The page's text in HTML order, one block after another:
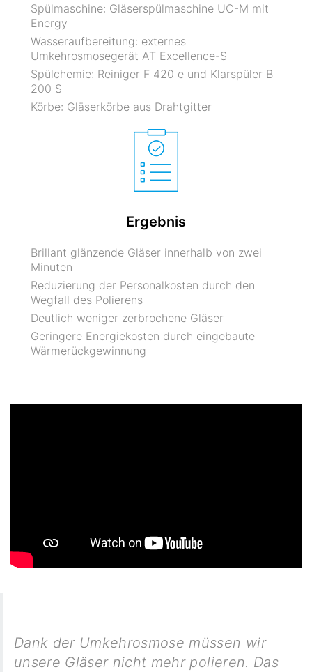
Spülmaschine: Gläserspülmaschine UC-M mit
Energy
Wasseraufbereitung: externes
Umkehrosmosegerät AT Excellence-S
Spülchemie: Reiniger F 420 e und Klarspüler B
200 S
Körbe: Gläserkörbe aus Drahtgitter
Ergebnis
Brillant glänzende Gläser innerhalb von zwei
Minuten
Reduzierung der Personalkosten durch den
Wegfall des Polierens
Deutlich weniger zerbrochene Gläser
Geringere Energiekosten durch eingebaute
Wärmerückgewinnung
Dank der Umkehrosmose müssen wir
unsere Gläser nicht mehr polieren. Das